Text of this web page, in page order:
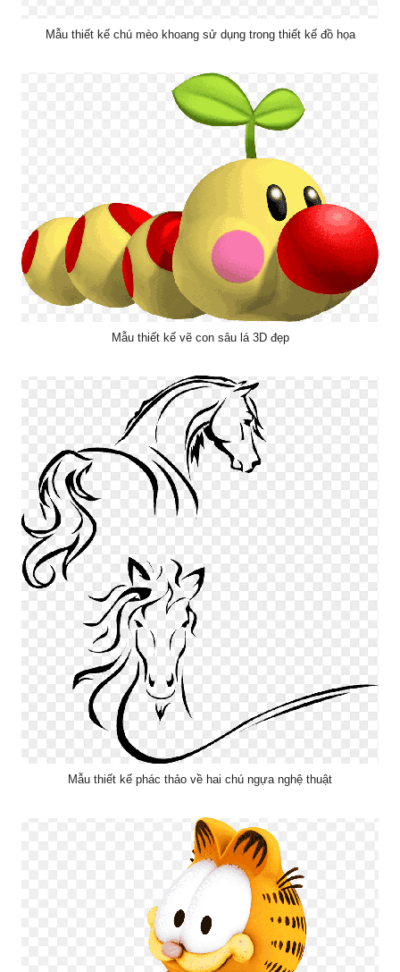
Mẫu thiết kế chú mèo khoang sử dụng trong thiết kế đồ họa
Mẫu thiết kế vẽ con sâu lá 3D đẹp
Mẫu thiết kế phác thảo về hai chú ngựa nghệ thuật